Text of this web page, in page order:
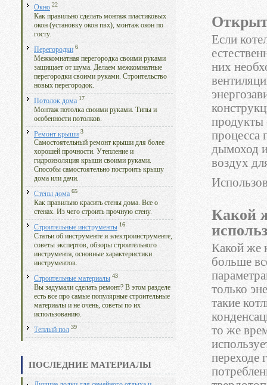
Окно 22
Как правильно сделать монтаж пластиковых
окон (установку окон пвх), монтаж окон по
госту.
Перегородки 6
Межкомнатная перегородка своими руками
защищает от шума. Делаем межкомнатные
перегородки своими руками. Строительство
новых перегородок.
Потолок дома 17
Монтаж потолка своими руками. Типы и
особенности потолков.
Ремонт крыши 3
Самостоятельный ремонт крыши для более
хорошей прочности. Утепление и
гидроизоляция крыши своими руками.
Способы самостоятельно построить крышу
дома или дачи.
Стены дома 65
Как правильно красить стены дома. Все о
стенах. Из чего строить прочную стену.
Строительные инструменты 16
Статьи об инструменте и электроинструменте,
советы экспертов, обзоры строительного
инструмента, основные характеристики
инструментов.
Строительные материалы 43
Вы задумали сделать ремонт? В этом разделе
есть все про самые популярные строительные
материалы и не очень, советы по их
использованию.
Теплый пол 39
ПОСЛЕДНИЕ МАТЕРИАЛЫ
Если
них
продукты
процесса
дымоход
воздух
Какой
Какой же
больше
только
такие
то же
переходе